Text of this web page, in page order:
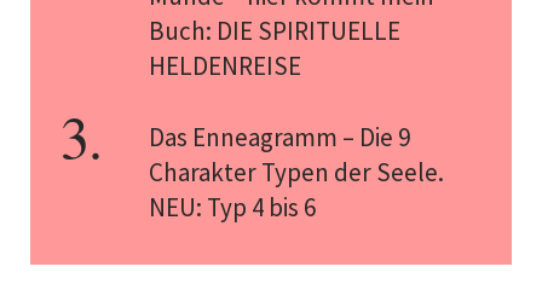
Buch: DIE SPIRITUELLE
HELDENREISE
Das Enneagramm – Die 9
Charakter Typen der Seele.
NEU: Typ 4 bis 6